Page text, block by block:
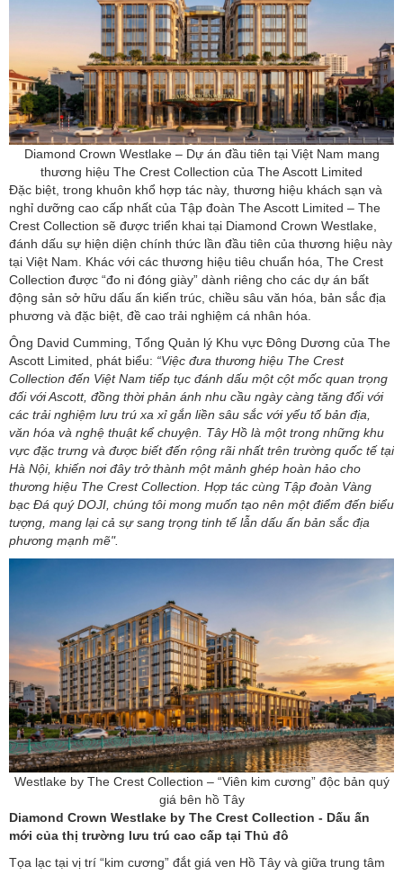
Diamond Crown Westlake – Dự án đầu tiên tại Việt Nam mang
thương hiệu The Crest Collection của The Ascott Limited
Đặc biệt, trong khuôn khổ hợp tác này thương hiệu khách sạn và
nghỉ dưỡng cao cấp nhất của Tập đoàn The Ascott Limited – The
Crest Collection sẽ được triển khai tại Diamond Crown Westlake,
đánh dấu sự hiện diện chính thức lần đầu tiên của thương hiệu này
tại Việt Nam. Khác với các thương hiệu tiêu chuẩn hóa, The Crest
Collection được “đo ni đóng giày” dành riêng cho các dự án bất
động sản sở hữu dấu ấn kiến trúc, chiều sâu văn hóa, bản sắc địa
phương và đặc biệt, đề cao trải nghiệm cá nhân hóa.
Ông David Cumming, Tổng Quản lý Khu vực Đông Dương của The
Ascott Limited, phát biểu: “Việc đưa thương hiệu The Crest
Collection đến Việt Nam tiếp tục đánh dấu một cột mốc quan trọng
đối với Ascott, đồng thời phản ánh nhu cầu ngày càng tăng đối với
các trải nghiệm lưu trú xa xỉ gắn liền sâu sắc với yếu tố bản địa,
văn hóa và nghệ thuật kể chuyện. Tây Hồ là một trong những khu
vực đặc trưng và được biết đến rộng rãi nhất trên trường quốc tế tại
Hà Nội, khiến nơi đây trở thành một mảnh ghép hoàn hảo cho
thương hiệu The Crest Collection. Hợp tác cùng Tập đoàn Vàng
bạc Đá quý DOJI, chúng tôi mong muốn tạo nên một điểm đến biểu
tượng, mang lại cả sự sang trọng tinh tế lẫn dấu ấn bản sắc địa
phương mạnh mẽ".
Westlake by The Crest Collection – “Viên kim cương” độc bản quý
giá bên hồ Tây
Diamond Crown Westlake by The Crest Collection - Dấu ấn
mới của thị trường lưu trú cao cấp tại Thủ đô
Tọa lạc tại vị trí “kim cương” đắt giá ven Hồ Tây và giữa trung tâm